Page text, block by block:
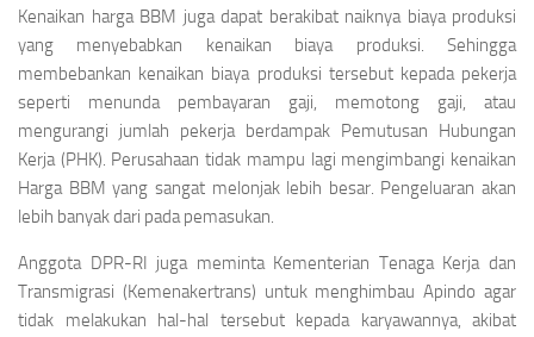
Kenaikan harga BBM juga dapat berakibat naiknya biaya produksi
yang menyebabkan kenaikan biaya produksi. Sehingga
membebankan kenaikan biaya produksi tersebut kepada pekerja
seperti menunda pembayaran gaji, memotong gaji, atau
mengurangi jumlah pekerja berdampak Pemutusan Hubungan
Kerja (PHK). Perusahaan tidak mampu lagi mengimbangi kenaikan
Harga BBM yang sangat melonjak lebih besar. Pengeluaran akan
lebih banyak dari pada pemasukan.
Anggota DPR-RI juga meminta Kementerian Tenaga Kerja dan
Transmigrasi (Kemenakertrans) untuk menghimbau Apindo agar
tidak melakukan hal-hal tersebut kepada karyawannya, akibat